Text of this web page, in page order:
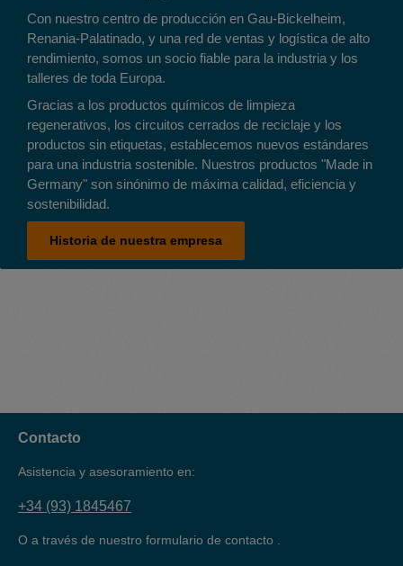
Con nuestro centro de producción en Gau-Bickelheim,
Renania-Palatinado, y una red de ventas y logística de alto
rendimiento, somos un socio fiable para la industria y los
talleres de toda Europa.
Gracias a los productos químicos de limpieza
regenerativos, los circuitos cerrados de reciclaje y los
productos sin etiquetas, establecemos nuevos estándares
para una industria sostenible. Nuestros productos "Made in
Germany" son sinónimo de máxima calidad, eficiencia y
sostenibilidad.
Historia de nuestra empresa
Contacto
Asistencia y asesoramiento en:
+34 (93) 1845467
O a través de nuestro formulario de contacto